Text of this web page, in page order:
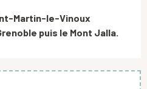
Martin-le-Vinoux
puis le Mont Jalla.